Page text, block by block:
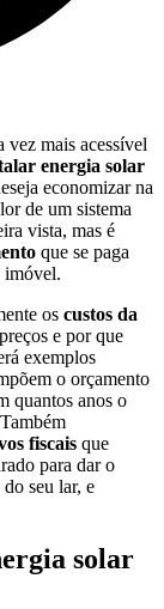
vez mais acessível
energia solar
economizar na
de um sistema
vista, mas é
que se paga
imóvel.
os custos da
e por que
exemplos
o orçamento
quantos anos o
fiscais que
para dar o
seu lar, e
solar